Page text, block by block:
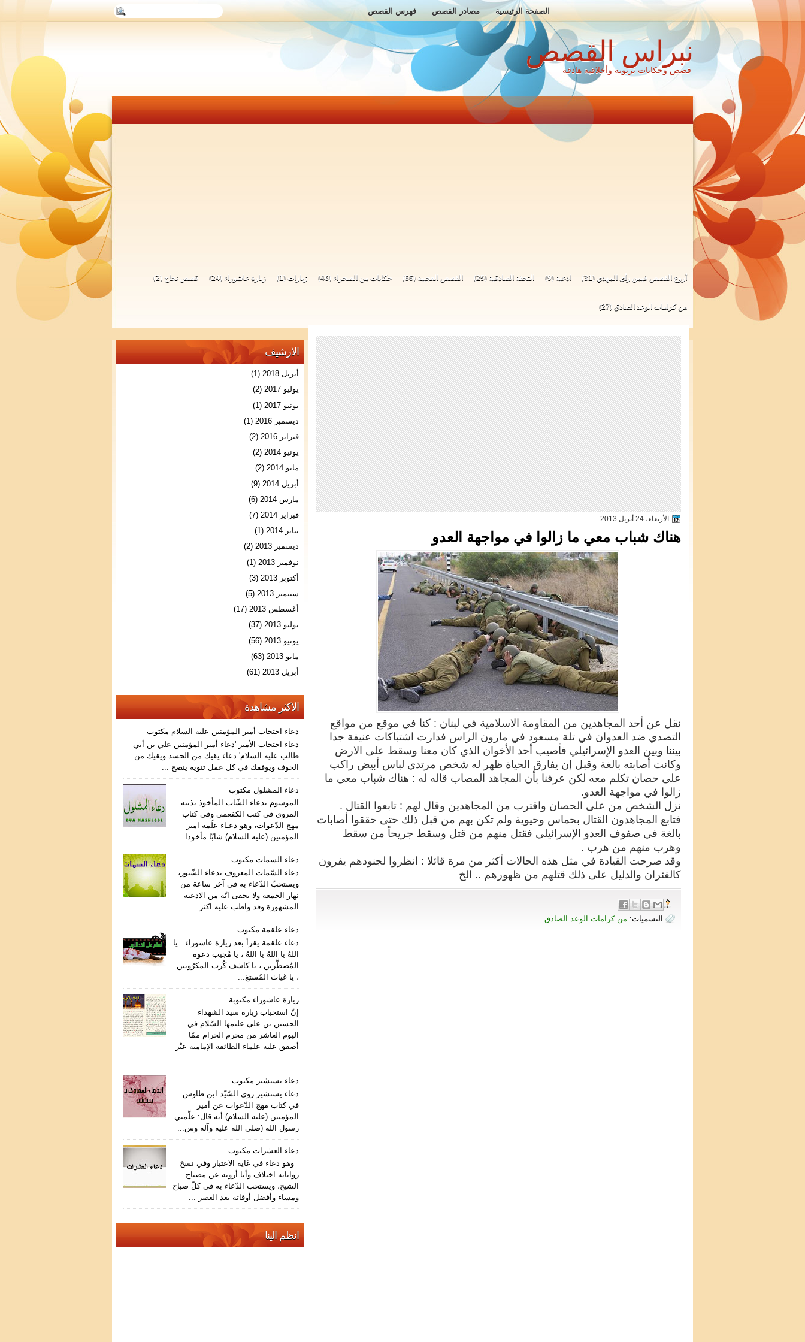
الصفحة الرئيسية مصادر القصص فهرس القصص
نبراس القصص
قصص وحكايات تربوية وأخلاقية هادفة
أروع القصص فيمن رأى المهدي (31) ادعية (9) التحفة الصادقية (25) القصص العجيبة (66) حكايات من الصحراء (46) زيارات (1) زيارة عاشوراء (24) قصص نجاح (2)
من كرامات الوعد الصادق (27)
الأربعاء، 24 أبريل 2013
هناك شباب معي ما زالوا في مواجهة العدو
نقل عن أحد المجاهدين من المقاومة الاسلامية في لبنان : كنا في موقع من مواقع
التصدي ضد العدوان في تلة مسعود في مارون الراس فدارت اشتباكات عنيفة جدا
بيننا وبين العدو الإسرائيلي فأصيب أحد الأخوان الذي كان معنا وسقط على الارض
وكانت أصابته بالغة وقبل إن يفارق الحياة ظهر له شخص مرتدي لباس أبيض راكب
على حصان تكلم معه لكن عرفنا بأن المجاهد المصاب قاله له : هناك شباب معي ما
زالوا في مواجهة العدو.
نزل الشخص من على الحصان واقترب من المجاهدين وقال لهم : تابعوا القتال .
فتابع المجاهدون القتال بحماس وحيوية ولم تكن بهم من قبل ذلك حتى حققوا
أصابات
بالغة في صفوف العدو الإسرائيلي فقتل منهم من قتل وسقط جريحاً من سقط
وهرب منهم من هرب .
وقد صرحت القيادة في مثل هذه الحالات أكثر من مرة قائلا : انظروا لجنودهم يفرون
كالفئران والدليل على ذلك قتلهم من ظهورهم .. الخ
التسميات: من كرامات الوعد الصادق
الارشيف
أبريل 2018
(1)
يوليو 2017
(2)
يونيو 2017
(1)
ديسمبر 2016
(1)
فبراير 2016
(2)
يونيو 2014
(2)
مايو 2014
(2)
أبريل 2014
(9)
مارس 2014
(6)
فبراير 2014
(7)
يناير 2014
(1)
ديسمبر 2013
(2)
نوفمبر 2013
(1)
أكتوبر 2013
(3)
سبتمبر 2013
(5)
أغسطس 2013
(17)
يوليو 2013
(37)
يونيو 2013
(56)
مايو 2013
(63)
أبريل 2013
(61)
الاكثر مشاهدة
دعاء احتجاب أمير المؤمنين عليه السلام مكتوب
دعاء احتجاب الأمير 'دعاء أمير المؤمنين علي بن أبي
طالب عليه السلام' دعاء يقيك من الحسد ويقيك من
الخوف ويوفقك في كل عمل تنويه ينصح ...
دعاء المشلول مكتوب
الموسوم بدعاء الشّاب المأخوذ بذنبه
المروي في كتب الكفعمي وفي كتاب
مهج الدّعوات، وهو دعـاء علّمه امير
المؤمنين (عليه السلام) شابّا مأخوذا...
دعاء السمات مكتوب
دعاء السّمات المعروف بدعاء الشّبور،
ويستحبّ الدّعاء به في آخر ساعة من
نهار الجمعة ولا يخفى انّه من الادعية
المشهورة وقد واظب عليه اكثر ...
دعاء علقمة مكتوب
دعاء علقمة يقرأ بعد زيارة عاشوراء يا
اللهُ يا اللهُ يا اللهُ ، يا مُجيب دعوة
المُضطَّرين ، يا كاشف كُرب المكرُوبين
، يا غياث المُستغ...
زيارة عاشوراء مكتوبة
إنّ استحباب زيارة سيد الشهداء
الحسين بن علي عليمها السَّلام في
اليوم العاشر من محرم الحرام ممّا
أصفق عليه علماء الطائفة الإمامية عبْر
...
دعاء يستشير مكتوب
دعاء يستشير روى السّيّد ابن طاوس
في كتاب مهج الدّعوات عن أمير
المؤمنين (عليه السلام) أنه قال: علَّمني
رسول الله (صلى الله عليه وآله وس...
دعاء العشرات مكتوب
وهو دعاء في غاية الاعتبار وفي نسخ
رواياته اختلاف وأنا أرويه عن مصباح
الشيخ، ويستحب الدّعاء به في كلّ صباح
ومساء وأفضل أوقاته بعد العصر ...
انظم الينا